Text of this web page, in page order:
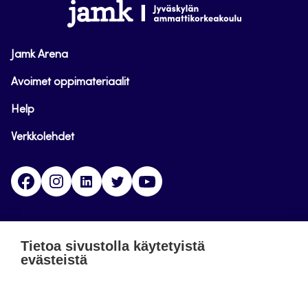
www.jamk.fi
Jamk Arena
Avoimet oppimateriaalit
Help
Verkkolehdet
FacebookInstagramLinkedinTwitter
Tietoa sivustolla käytetyistä
evästeistä